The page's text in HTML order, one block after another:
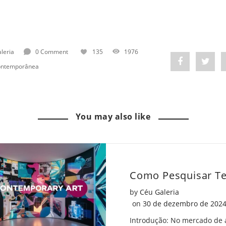
0 Comment 135
1976
Share
Inclusão:
Todos"
Post
para
You may also like
by Céu Galeria
on Posted on
30 de dezembro de 2024
Introdução: No mercado de